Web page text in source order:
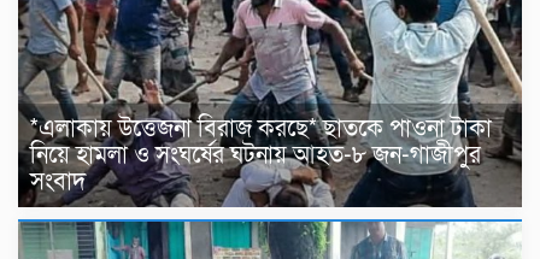
*এলাকায় উত্তেজনা বিরাজ করছে* ছাতকে পাওনা টাকা
নিয়ে হামলা ও সংঘর্ষের ঘটনায় আহত-৮ জন-গাজীপুর
সংবাদ